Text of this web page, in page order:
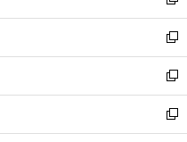
ウ
で
開
く
ン
ド
ウ
で
開
く
ウ
ィ
ン
ド
ウ
で
開
し
い
ウ
ィ
ン
ド
ウ
新
し
い
ウ
ィ
ン
新
し
い
ウ
新
し